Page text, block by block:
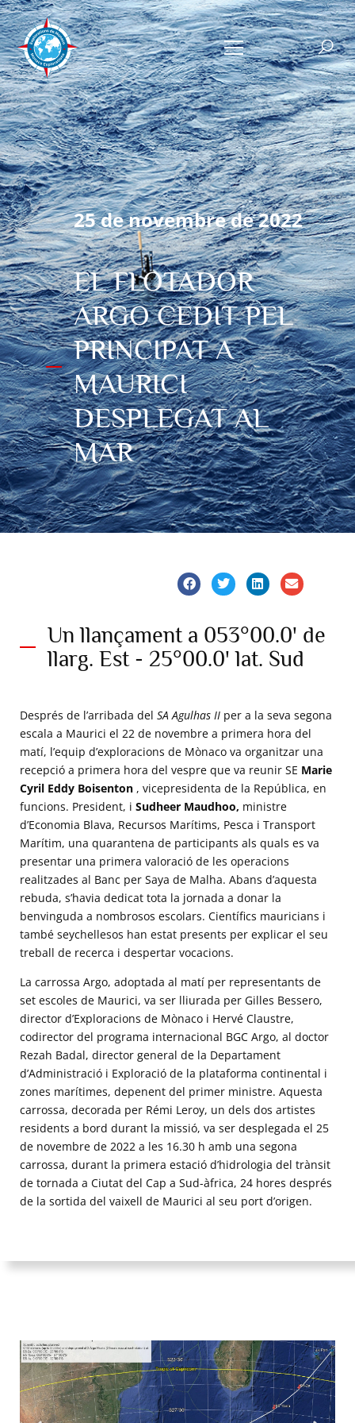
25 de novembre de 2022
EL FLOTADOR
ARGO CEDIT PEL
PRINCIPAT A
MAURICI
DESPLEGAT AL
MAR
Un llançament a 053°00.0' de
llarg. Est - 25°00.0' lat. Sud
Després de l’arribada del SA Agulhas II per a la seva segona
escala a Maurici el 22 de novembre a primera hora del
matí, l’equip d’exploracions de Mònaco va organitzar una
recepció a primera hora del vespre que va reunir SE Marie
Cyril Eddy Boisenton , vicepresidenta de la República, en
funcions. President, i Sudheer Maudhoo, ministre
d’Economia Blava, Recursos Marítims, Pesca i Transport
Marítim, una quarantena de participants als quals es va
presentar una primera valoració de les operacions
realitzades al Banc per Saya de Malha. Abans d’aquesta
rebuda, s’havia dedicat tota la jornada a donar la
benvinguda a nombrosos escolars. Científics mauricians i
també seychellesos han estat presents per explicar el seu
treball de recerca i despertar vocacions.
La carrossa Argo, adoptada al matí per representants de
set escoles de Maurici, va ser lliurada per Gilles Bessero,
director d’Exploracions de Mònaco i Hervé Claustre,
codirector del programa internacional BGC Argo, al doctor
Rezah Badal, director general de la Departament
d’Administració i Exploració de la plataforma continental i
zones marítimes, depenent del primer ministre. Aquesta
carrossa, decorada per Rémi Leroy, un dels dos artistes
residents a bord durant la missió, va ser desplegada el 25
de novembre de 2022 a les 16.30 h amb una segona
carrossa, durant la primera estació d’hidrologia del trànsit
de tornada a Ciutat del Cap a Sud-àfrica, 24 hores després
de la sortida del vaixell de Maurici al seu port d’origen.